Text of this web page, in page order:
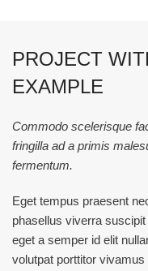
PROJECT
EXAMPLE
Commodo scelerisque
fringilla ad a primis
fermentum.
Eget tempus praesent
phasellus viverra
eget a semper id elit
volutpat porttitor